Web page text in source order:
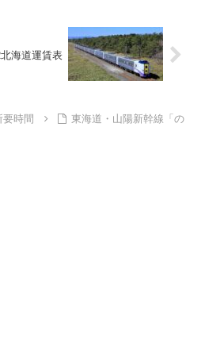
海道運賃表
時間
東海道・山陽新幹線「の